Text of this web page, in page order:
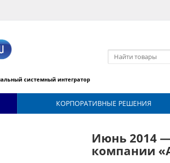
системный интегратор
КОРПОРАТИВНЫЕ РЕШЕНИЯ
Июнь 2014 —
компании